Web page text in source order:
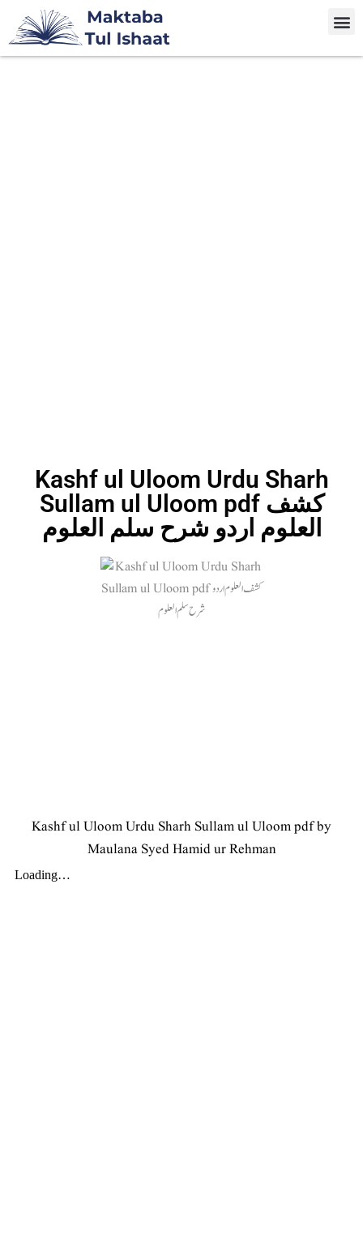
Kashf ul Uloom Urdu Sharh
Sullam ul Uloom pdf کشف
العلوم اردو شرح سلم العلوم
Kashf ul Uloom Urdu Sharh Sullam ul Uloom pdf by
Maulana Syed Hamid ur Rehman